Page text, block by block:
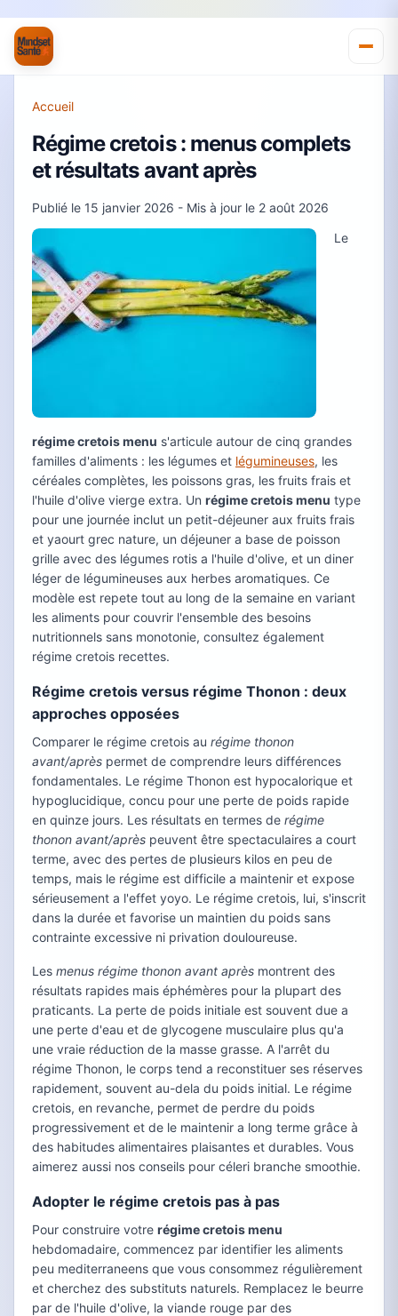
Accueil
Régime cretois : menus complets
et résultats avant après
Publié le 15 janvier 2026 - Mis à jour le 2 août 2026
Le
régime cretois menu s'articule autour de cinq grandes
familles d'aliments : les légumes et légumineuses, les
céréales complètes, les poissons gras, les fruits frais et
l'huile d'olive vierge extra. Un régime cretois menu type
pour une journée inclut un petit-déjeuner aux fruits frais
et yaourt grec nature, un déjeuner a base de poisson
grille avec des légumes rotis a l'huile d'olive, et un diner
léger de légumineuses aux herbes aromatiques. Ce
modèle est repete tout au long de la semaine en variant
les aliments pour couvrir l'ensemble des besoins
nutritionnels sans monotonie, consultez également
régime cretois recettes.
Régime cretois versus régime Thonon : deux
approches opposées
Comparer le régime cretois au régime thonon
avant/après permet de comprendre leurs différences
fondamentales. Le régime Thonon est hypocalorique et
hypoglucidique, concu pour une perte de poids rapide
en quinze jours. Les résultats en termes de régime
thonon avant/après peuvent être spectaculaires a court
terme, avec des pertes de plusieurs kilos en peu de
temps, mais le régime est difficile a maintenir et expose
sérieusement a l'effet yoyo. Le régime cretois, lui, s'inscrit
dans la durée et favorise un maintien du poids sans
contrainte excessive ni privation douloureuse.
Les menus régime thonon avant après montrent des
résultats rapides mais éphémères pour la plupart des
praticants. La perte de poids initiale est souvent due a
une perte d'eau et de glycogene musculaire plus qu'a
une vraie réduction de la masse grasse. A l'arrêt du
régime Thonon, le corps tend a reconstituer ses réserves
rapidement, souvent au-dela du poids initial. Le régime
cretois, en revanche, permet de perdre du poids
progressivement et de le maintenir a long terme grâce à
des habitudes alimentaires plaisantes et durables. Vous
aimerez aussi nos conseils pour céleri branche smoothie.
Adopter le régime cretois pas à pas
Pour construire votre régime cretois menu
hebdomadaire, commencez par identifier les aliments
peu mediterraneens que vous consommez régulièrement
et cherchez des substituts naturels. Remplacez le beurre
par de l'huile d'olive, la viande rouge par des